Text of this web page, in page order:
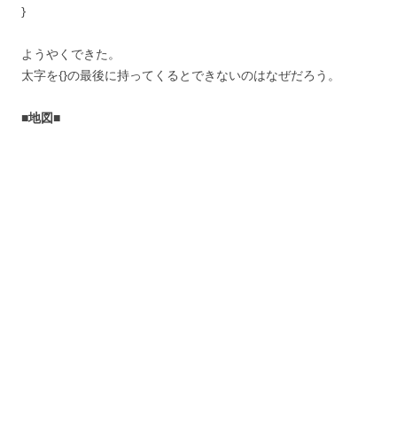
}
ようやくできた。
太字を{}の最後に持ってくるとできないのはなぜだろう。
■地図■